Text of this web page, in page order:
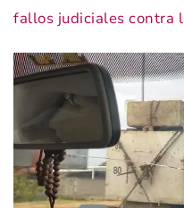
fallos judiciales contra